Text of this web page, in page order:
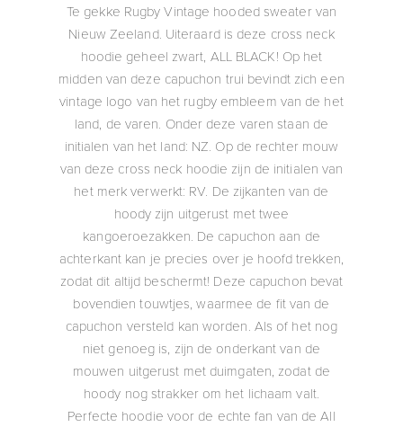
Te gekke Rugby Vintage hooded sweater van
Nieuw Zeeland. Uiteraard is deze cross neck
hoodie geheel zwart, ALL BLACK! Op het
midden van deze capuchon trui bevindt zich een
vintage logo van het rugby embleem van de het
land, de varen. Onder deze varen staan de
initialen van het land: NZ. Op de rechter mouw
van deze cross neck hoodie zijn de initialen van
het merk verwerkt: RV. De zijkanten van de
hoody zijn uitgerust met twee
kangoeroezakken. De capuchon aan de
achterkant kan je precies over je hoofd trekken,
zodat dit altijd beschermt! Deze capuchon bevat
bovendien touwtjes, waarmee de fit van de
capuchon versteld kan worden. Als of het nog
niet genoeg is, zijn de onderkant van de
mouwen uitgerust met duimgaten, zodat de
hoody nog strakker om het lichaam valt.
Perfecte hoodie voor de echte fan van de All